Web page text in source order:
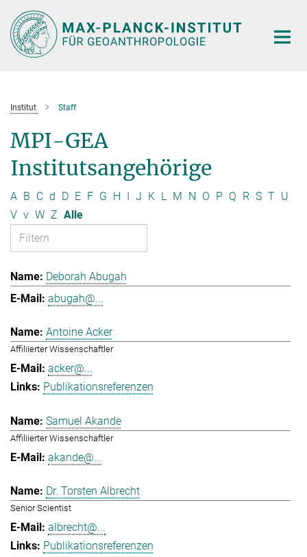
Hauptinhalt
Institut Staff
MPI-GEA
Institutsangehörige
A B C d D E F G H I J K L M N O P Q R S T U
V v W Z Alle
Deborah Abugah
abugah@...
Antoine Acker
Affiliierter Wissenschaftler
acker@...
Publikationsreferenzen
Samuel Akande
Affiliierter Wissenschaftler
akande@...
Dr. Torsten Albrecht
Senior Scientist
albrecht@...
Publikationsreferenzen